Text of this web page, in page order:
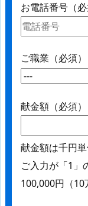
お電話番号（必
ご職業（必須）
献金額（必須）
献金額は千円単
ご入力が「1」
100,000円（10